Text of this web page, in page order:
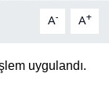
A- A+
uygulandı.